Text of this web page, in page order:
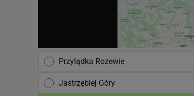
Przylądka Rozewie
Jastrzębiej Góry